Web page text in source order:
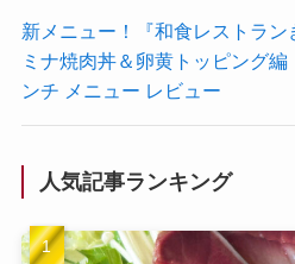
新メニュー！『和食レストラ
ミナ焼肉丼＆卵黄トッピング
ンチ メニュー レビュー
人気記事ランキング